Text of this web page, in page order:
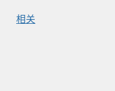
相关